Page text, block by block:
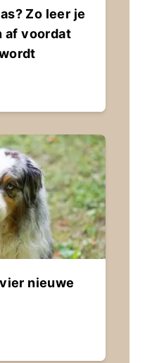
Zo leer je
af voordat
nieuwe